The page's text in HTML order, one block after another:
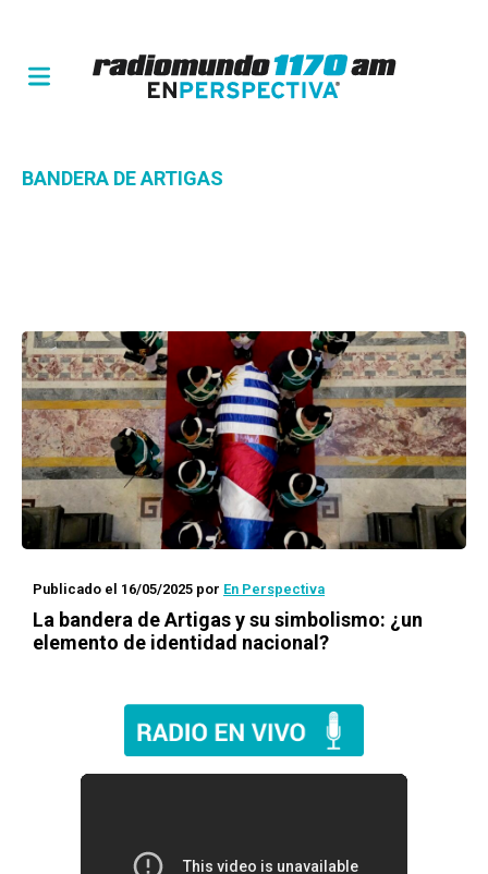
BANDERA DE ARTIGAS
Publicado el 16/05/2025 por En Perspectiva
La bandera de Artigas y su simbolismo: ¿un
elemento de identidad nacional?